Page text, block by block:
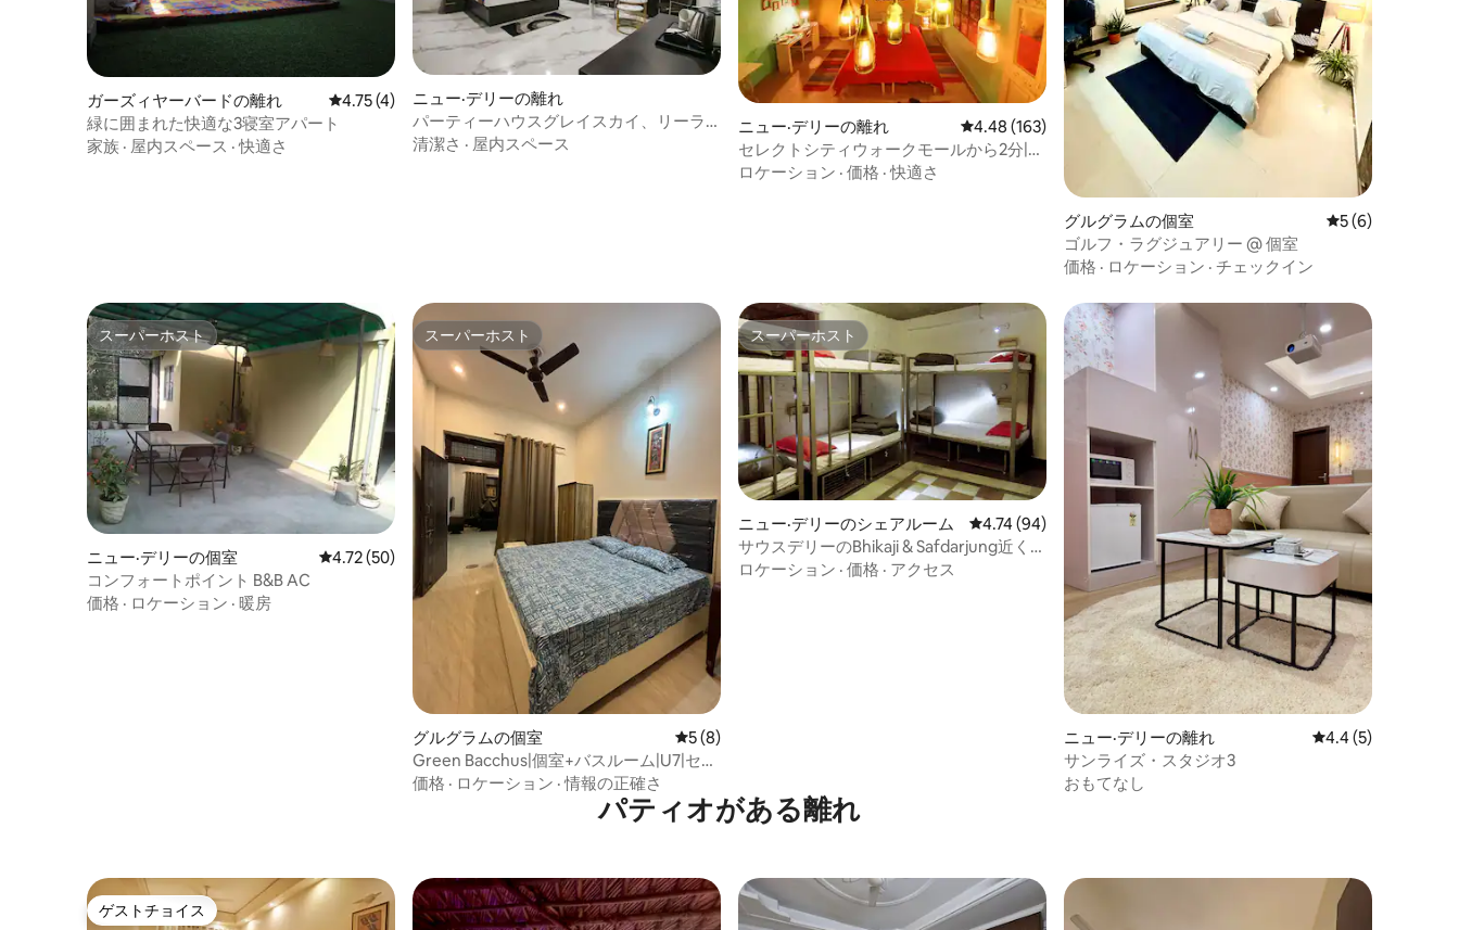
ガーズィヤーバードの離れ レビュー4件、5つ星中4.75つ星の平均評価
4.75 (4)
緑に囲まれた快適な3寝室アパート
家族 · 屋内スペース ·快適さ
ニュー·デリーの離れ
パーティーハウスグレイスカイ、リーラ
アンビエンスコンベンションの近く
清潔さ · 屋内スペース
ニュー·デリーの離れ レビュー163件、5つ星中4.48つ星の平均評価
4.48 (163)
セレクトシティウォークモールから2分|キ
ルキーネスト
ロケーション · 価格 ·快適さ
グルグラムの個室 レビュー6件、5
5 (6)
ゴルフ・ラグジュアリー @ 個室
価格 · ロケーション · チェックイン
スーパーホスト
スーパーホスト
ニュー·デリーの個室 レビュー50件、5つ星中4.72つ星の平均評価
4.72 (50)
コンフォートポイント B&B AC
価格 · ロケーション · 暖房
スーパーホスト
スーパーホスト
グルグラムの個室 レビュー8件、5つ星中5つ星の平均評価
5 (8)
Green Bacchus|個室+バスルーム|U7|セル
フチェックイン
価格 · ロケーション ·情報の正確さ
スーパーホスト
スーパーホスト
ニュー·デリーのシェアルーム レビュー94件、5つ星中4.74つ星の平均評価
4.74 (94)
サウスデリーのBhikaji & Safdarjung近くに
あるドミトリーのベッド
ロケーション · 価格 · アクセス
ニュー·デリーの離れ レビュー5件、5つ
4.4 (5)
サンライズ・スタジオ3
おもてなし
パティオがある離れ
ゲストチョイス
ゲストチョイス